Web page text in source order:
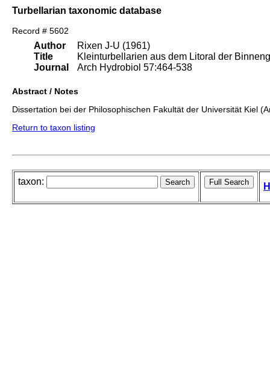
Turbellarian taxonomic database
Record # 5602
Author
Title
Journal
Rixen J-U (1961)
Kleinturbellarien aus dem Litoral der
Arch Hydrobiol 57:464-538
Abstract / Notes
Dissertation bei der Philosophischen Fakultät der Universität Kiel
Return to taxon listing
taxon: